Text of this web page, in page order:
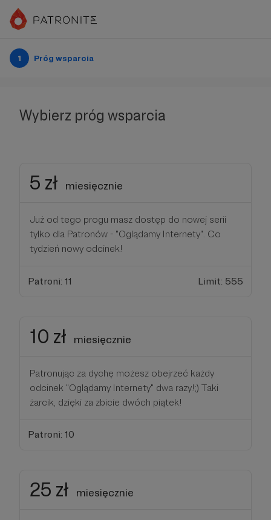
1 Próg wsparcia
Wybierz próg wsparcia
5 zł miesięcznie
Już od tego progu masz dostęp do nowej serii
tylko dla Patronów - "Oglądamy Internety". Co
tydzień nowy odcinek!
Patroni: 11 Limit: 555
10 zł miesięcznie
Patronując za dychę możesz obejrzeć każdy
odcinek "Oglądamy Internety" dwa razy!;) Taki
żarcik, dzięki za zbicie dwóch piątek!
Patroni: 10
25 zł miesięcznie